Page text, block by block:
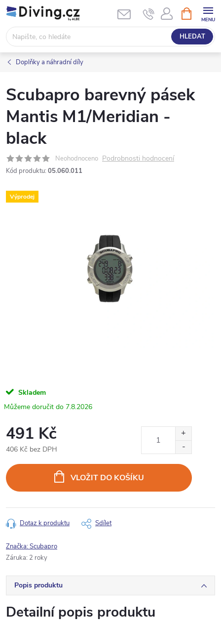
Přejít
na
obsah
HLEDAT
NÁKUPNÍ
KOŠÍK
Doplňky a náhradní díly
Scubapro barevný pásek
Mantis M1/Meridian -
black
Neohodnoceno Podrobnosti hodnocení
Kód produktu: 05.060.011
Výprodej
Skladem
7.8.2026
491 Kč
406 Kč bez DPH
cena:
VLOŽIT DO KOŠÍKU
Dotaz k produktu Sdílet
Značka:Scubapro
Záruka: 2 roky
Popis produktu
Detailní popis produktu